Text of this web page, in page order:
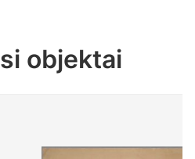
objektai